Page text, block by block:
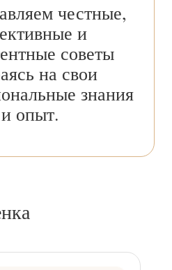
честные,
и
советы
на свои
знания
и опыт.